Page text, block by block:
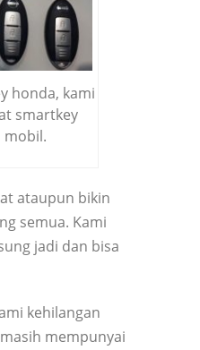
honda, kami
smartkey
mobil.
ataupun bikin
semua. Kami
jadi dan bisa
kehilangan
mempunyai